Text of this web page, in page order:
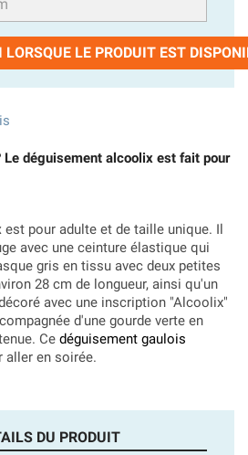
LORSQUE LE PRODUIT EST
Le déguisement alcoolix est fait pour
est pour adulte et de taille unique. Il
avec une ceinture élastique qui
gris en tissu avec deux petites
28 cm de longueur, ainsi qu'un
avec une inscription "Alcoolix"
d'une gourde verte en
Ce déguisement gaulois
aller en soirée.
DU PRODUIT